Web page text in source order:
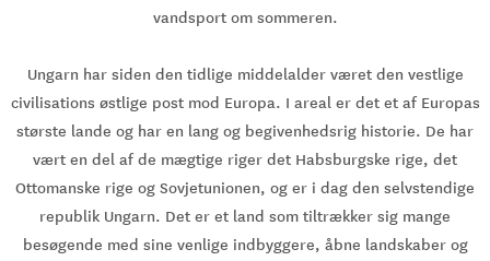
vandsport om sommeren.
Ungarn har siden den tidlige middelalder været den vestlige
civilisations østlige post mod Europa. I areal er det et af Europas
største lande og har en lang og begivenhedsrig historie. De har
vært en del af de mægtige riger det Habsburgske rige, det
Ottomanske rige og Sovjetunionen, og er i dag den selvstendige
republik Ungarn. Det er et land som tiltrækker sig mange
besøgende med sine venlige indbyggere, åbne landskaber og